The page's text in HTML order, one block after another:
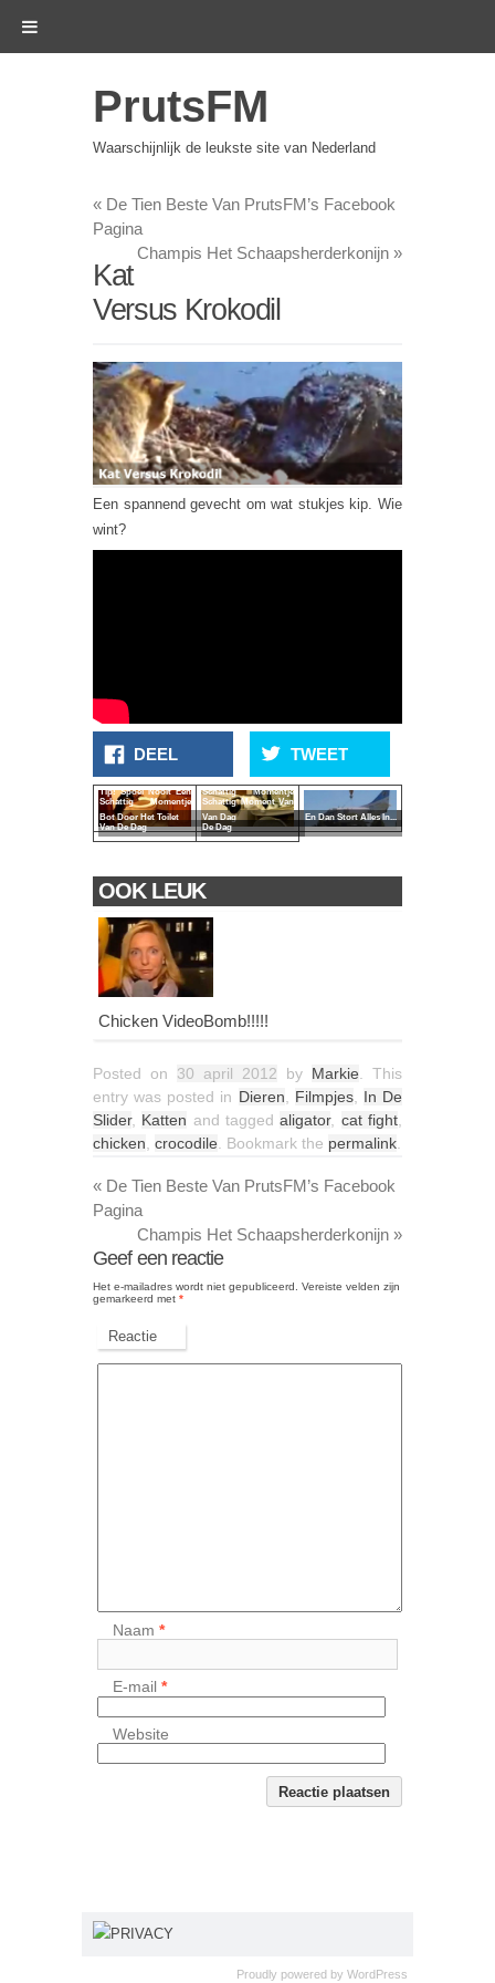
PrutsFM
Waarschijnlijk de leukste site van Nederland
« De Tien Beste Van PrutsFM’s Facebook
Pagina
Champis Het Schaapsherderkonijn »
Kat
Versus Krokodil
Een spannend gevecht om wat stukjes kip. Wie
wint?
DEEL TWEET
Tip! Spoel Nooit Een
Bot Door Het Toilet
Schattig Momentje
Van Dag En Dan Stort Alles In...
Schattig Momentje
Van De Dag
Schattig Moment Van
De Dag
OOK LEUK
Chicken VideoBomb!!!!!
Posted on 30 april 2012 by Markie . This
entry was posted in Dieren Filmpjes, In De
Slider, Katten and taggedaligator, cat fight
chicken crocodile . Bookmark the permalink
« De Tien Beste Van PrutsFM’s Facebook
Pagina
Champis Het Schaapsherderkonijn »
Geef een reactie
Het e-mailadres wordt niet gepubliceerd.
Vereiste velden zijn
gemarkeerd met *
Reactie
Naam*
E-mail*
Website
PRIVACY
Proudly powered by WordPress